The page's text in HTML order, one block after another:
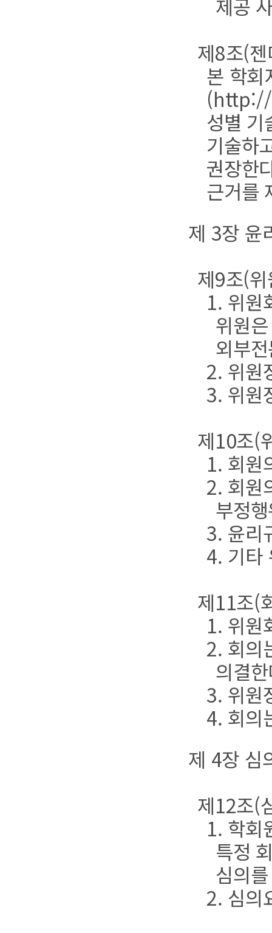
제공
제8조(
본 학회
(http://
성별
기술하
권장한
근거를
제 3장 윤
제9조(
1. 위원
위원
외부
2. 위원
3. 위원
제10조(
1. 회원
2. 회원
부정
3. 윤리
4. 기타
제11조(
1. 위원
2. 회의
의결
3. 위원
4. 회의
제 4장 심
제12조(
1. 학회
특정
심의
2. 심의